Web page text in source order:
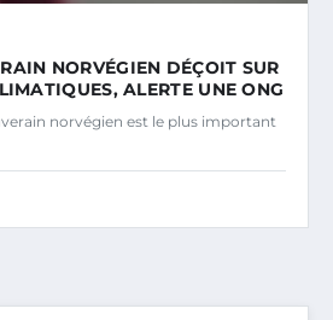
NORVÉGIEN DÉÇOIT SUR
ALERTE UNE ONG
norvégien est le plus important